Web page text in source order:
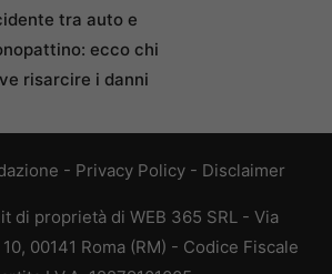
tra auto e
ecco chi
risarcire i danni
- Privacy Policy - Disclaimer
di proprietà di WEB 365 SRL - Via
00141 Roma (RM) - Codice Fiscale